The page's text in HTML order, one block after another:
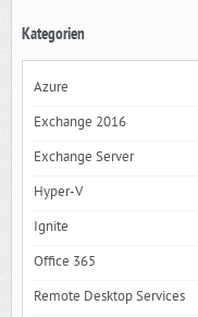
Kategorien
Azure
Exchange 2016
Exchange Server
Hyper-V
Ignite
Office 365
Remote Desktop Services